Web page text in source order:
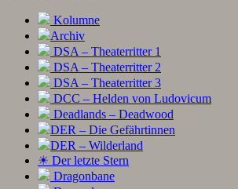
Kolumne
Archiv
DSA – Theaterritter 1
DSA – Theaterritter 2
DSA – Theaterritter 3
DCC – Helden von Ludovicum
Deadlands – Deadwood
DER – Die Gefährtinnen
DER – Wilderland
☀ Der letzte Stern
Dragonbane